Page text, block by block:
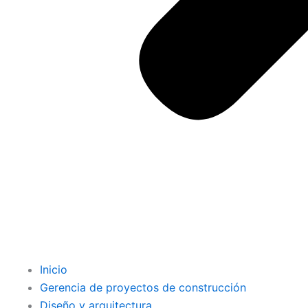
Inicio
Gerencia de proyectos de construcción
Diseño y arquitectura